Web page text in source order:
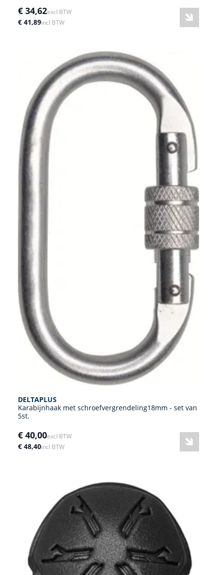
€ 34,62excl BTW
€ 41,89incl BTW
DELTAPLUS
Karabijnhaak met schroefvergrendeling18mm - set van
5st.
€ 40,00excl BTW
€ 48,40incl BTW